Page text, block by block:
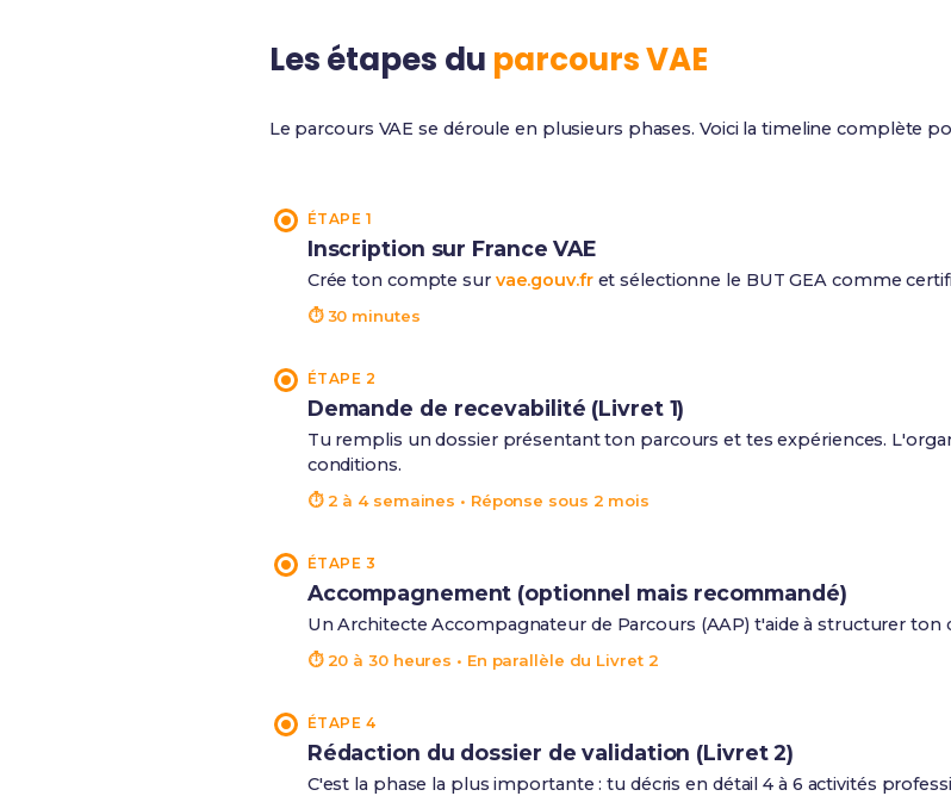
Les étapes du parcours VAE
Le parcours VAE se déroule en plusieurs phases. Voici la timeline complète
ÉTAPE 1
Inscription sur France VAE
Crée ton compte sur vae.gouv.fret sélectionne le BUT GEA comme
⏱ 30 minutes
ÉTAPE 2
Demande de recevabilité (Livret 1)
Tu remplis un dossier présentant ton parcours et tes expériences.
conditions.
⏱ 2 à 4 semaines • Réponse sous 2 mois
ÉTAPE 3
Accompagnement (optionnel mais recommandé)
Un Architecte Accompagnateur de Parcours (AAP) t'aide à structurer ton
⏱ 20 à 30 heures • En parallèle du Livret 2
ÉTAPE 4
Rédaction du dossier de validation (Livret 2)
C'est la phase la plus importante : tu décris en détail 4 à 6 activités